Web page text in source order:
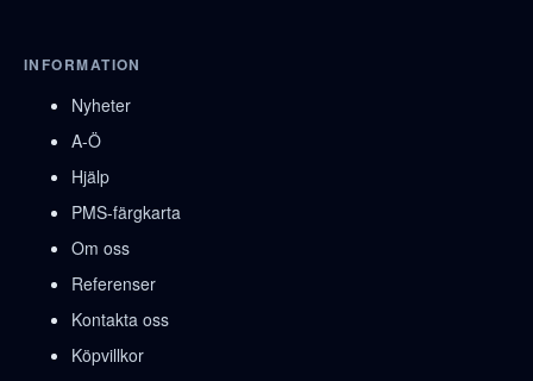
INFORMATION
Nyheter
A-Ö
Hjälp
PMS-färgkarta
Om oss
Referenser
Kontakta oss
Köpvillkor